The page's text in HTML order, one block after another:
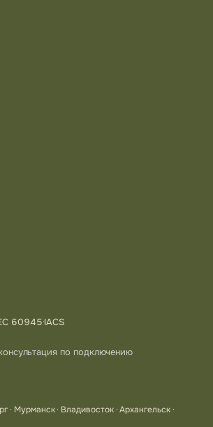
60945·IACS
по подключению
· Мурманск · Владивосток · Архангельск ·